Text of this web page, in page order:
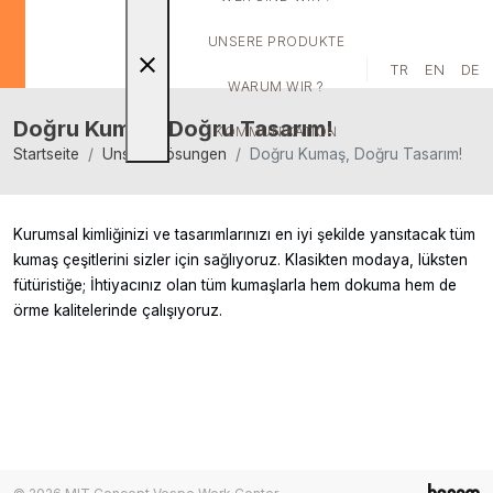
close
UNSERE PRODUKTE
WARUM WIR ?
KOMMUNIKATION
TR EN DE
Doğru Kumaş, Doğru Tasarım!
Startseite Unsere Lösungen Doğru Kumaş, Doğru Tasarım!
Kurumsal kimliğinizi ve tasarımlarınızı en iyi şekilde yansıtacak tüm
kumaş çeşitlerini sizler için sağlıyoruz. Klasikten modaya, lüksten
fütüristiğe; İhtiyacınız olan tüm kumaşlarla hem dokuma hem de
örme kalitelerinde çalışıyoruz.